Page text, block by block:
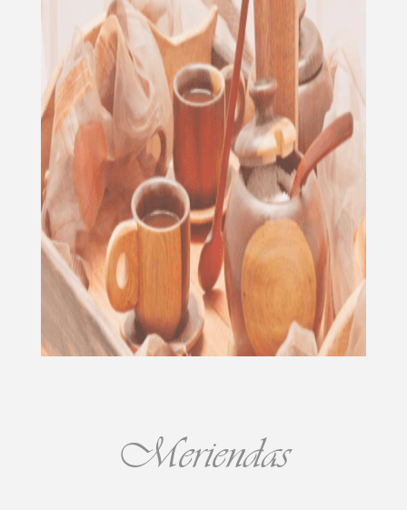
Meriendas